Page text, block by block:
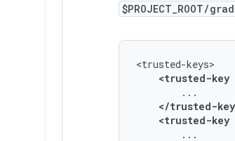
<trusted-key
</trusted-
<trusted-key